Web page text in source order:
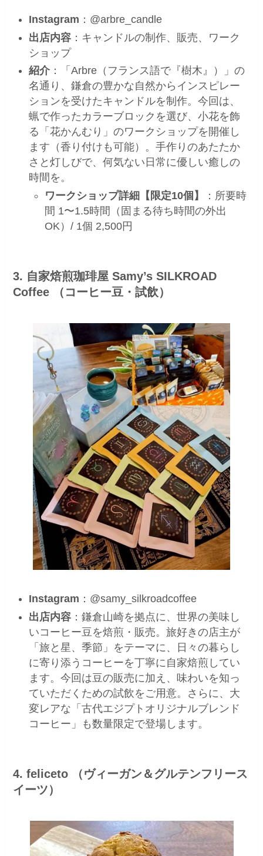
Instagram ：@arbre_candle
出店内容 ：キャンドルの制作、販売、ワーク
ショップ
紹介 ：「Arbre（フランス語で『樹木』）」の
名通り、鎌倉の豊かな自然からインスピレー
ションを受けたキャンドルを制作。今回は、
蝋で作ったカラーブロックを選び、小花を飾
る「花かんむり」のワークショップを開催し
ます（香り付けも可能）。手作りのあたたか
さと灯しびで、何気ない日常に優しい癒しの
時間を。
ワークショップ詳細【限定10個】
：所要時
間 1〜1.5時間（固まる待ち時間の外出
OK）/ 1個 2,500円
3. 自家焙煎珈琲屋 Samy’s SILKROAD
Coffee （コーヒー豆・試飲）
Instagram ：@samy_silkroadcoffee
出店内容 ：鎌倉山崎を拠点に、世界の美味し
いコーヒー豆を焙煎・販売。旅好きの店主が
「旅と星、季節」をテーマに、日々の暮らし
に寄り添うコーヒーを丁寧に自家焙煎してい
ます。今回は豆の販売に加え、味わいを知っ
ていただくための試飲をご用意。さらに、大
変レアな「古代エジプトオリジナルブレンド
コーヒー」も数量限定で登場します。
4. feliceto （ヴィーガン＆グルテンフリース
イーツ）